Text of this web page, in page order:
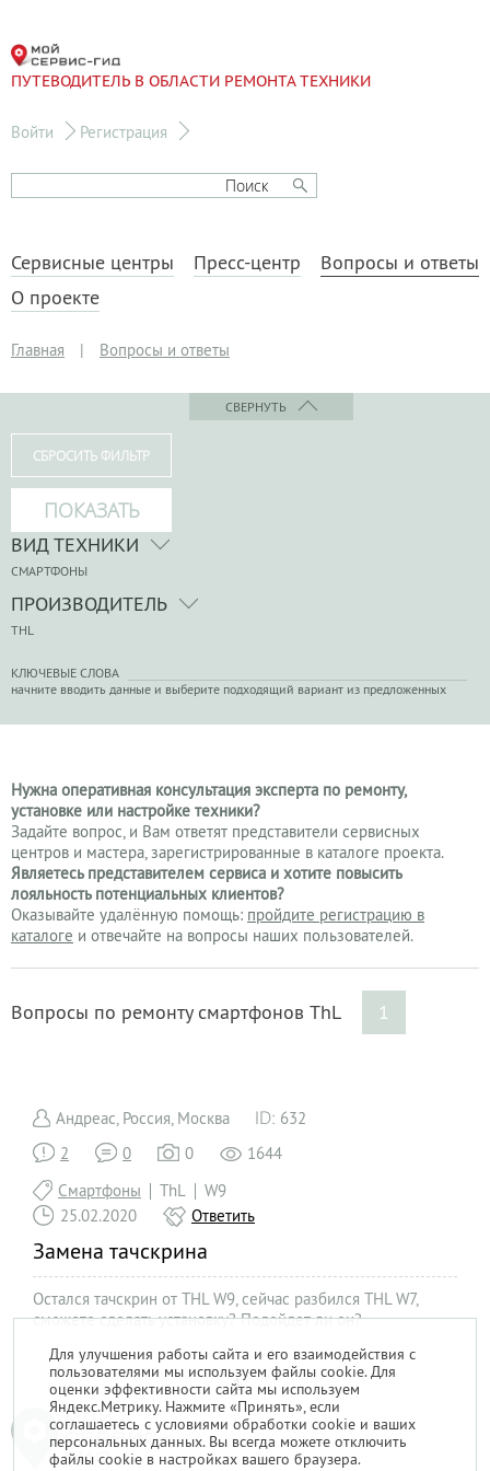
ПУТЕВОДИТЕЛЬ В ОБЛАСТИ РЕМОНТА ТЕХНИКИ
Войти Регистрация
Сервисные центры Пресс-центр
Вопросы и ответы
О проекте
Главная | Вопросы и ответы
СВЕРНУТЬ
ВИД ТЕХНИКИ
СМАРТФОНЫ
ПРОИЗВОДИТЕЛЬ
THL
КЛЮЧЕВЫЕ СЛОВА
начните вводить данные и выберите подходящий вариант из предложенных
Нужна оперативная консультация эксперта по ремонту,
установке или настройке техники?
Задайте вопрос, и Вам ответят представители сервисных
центров и мастера, зарегистрированные в каталоге проекта.
Являетесь представителем сервиса и хотите повысить
лояльность потенциальных клиентов?
Оказывайте удалённую помощь: пройдите регистрацию в
каталоге и отвечайте на вопросы наших пользователей.
Вопросы по ремонту смартфонов ThL 1
Андреас, Россия, Москва
632
2
0 0
1644
Смартфоны
ThL
W9
25.02.2020
Ответить
Замена тачскрина
Остался тачскрин от THL W9, сейчас разбился THL W7,
сможете сделать установку? Подойдет ли он?
1
Для улучшения работы сайта и его взаимодействия с
пользователями мы используем файлы cookie. Для
оценки эффективности сайта мы используем
Яндекс.Метрику. Нажмите «Принять», если
соглашаетесь с условиями обработки cookie и ваших
персональных данных. Вы всегда можете отключить
файлы cookie в настройках вашего браузера.